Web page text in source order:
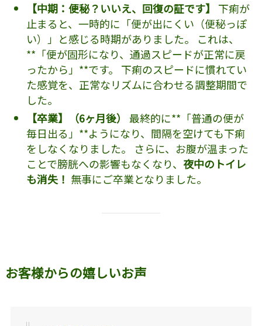
【中期：便秘？いいえ、回復の証です】
下痢が
止まると、一時的に「便が出にくい（便秘っぽ
い）」と感じる時期がありました。 これは、
**「便が固形になり、通過スピードが正常に戻
ったから」**です。 下痢のスピードに慣れてい
た感覚を、正常なリズムに合わせる調整期間で
した。
【卒業】（6ヶ月後）
最終的に**「普通の便が
毎日出る」**ようになり、間隔を空けても下痢
をしなくなりました。 さらに、お腹が温まった
ことで膀胱への影響もなくなり、 夜中のトイレ
も消失！ 無事にご卒業となりました。
お客様からの嬉しいお声